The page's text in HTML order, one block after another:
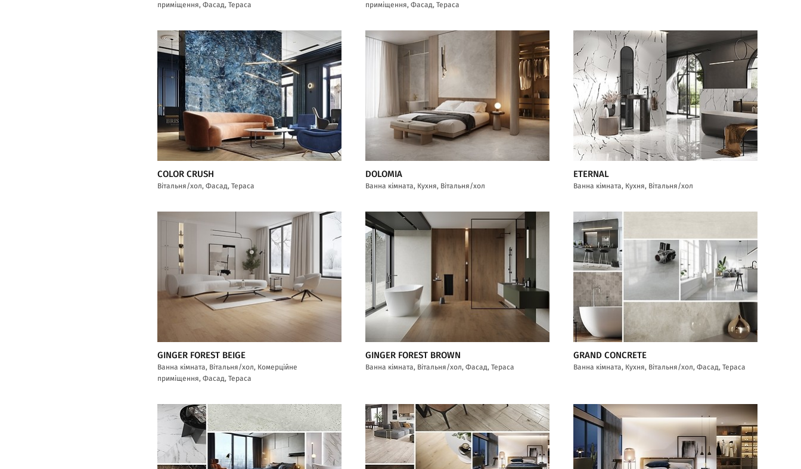
приміщення, Фасад, Тераса
приміщення, Фасад, Тераса
COLOR CRUSH
Вітальня/хол, Фасад, Тераса
DOLOMIA
Ванна кімната, Кухня, Вітальня/хол
ETERNAL
Ванна кімната, Кухня, Вітальня/хол
GINGER FOREST BEIGE
Ванна кімната, Вітальня/хол, Комерційне
приміщення, Фасад, Тераса
GINGER FOREST BROWN
Ванна кімната, Вітальня/хол, Фасад, Тераса
GRAND CONCRETE
Ванна кімната, Кухня, Вітальня/хол, Фасад, Тераса